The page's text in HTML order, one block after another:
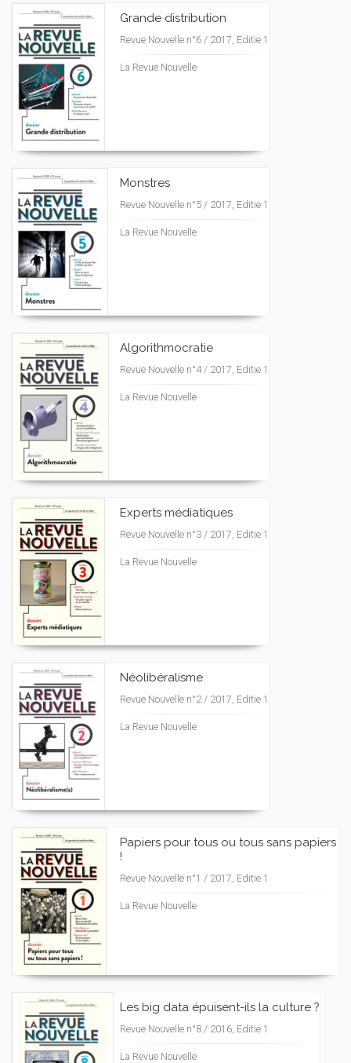
Grande distribution
Revue Nouvelle n°6 / 2017, Editie 1
La Revue Nouvelle
Monstres
Revue Nouvelle n°5 / 2017, Editie 1
La Revue Nouvelle
Algorithmocratie
Revue Nouvelle n°4 / 2017, Editie 1
La Revue Nouvelle
Experts médiatiques
Revue Nouvelle n°3 / 2017, Editie 1
La Revue Nouvelle
Néolibéralisme
Revue Nouvelle n°2 / 2017, Editie 1
La Revue Nouvelle
Papiers pour tous ou tous sans papiers
!
Revue Nouvelle n°1 / 2017, Editie 1
La Revue Nouvelle
Les big data épuisent-ils la culture ?
Revue Nouvelle n°8 / 2016, Editie 1
La Revue Nouvelle